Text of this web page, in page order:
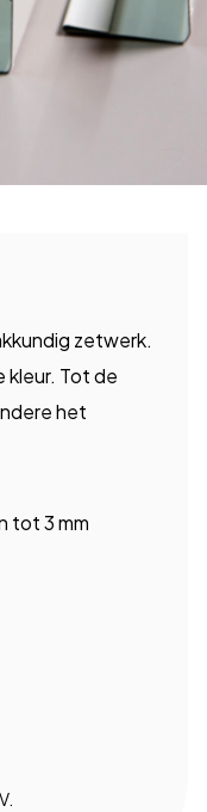
zetwerk.
kleur. Tot de
het
tot 3 mm